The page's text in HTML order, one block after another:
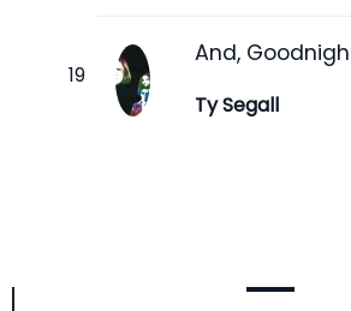
And,
Ty Segall